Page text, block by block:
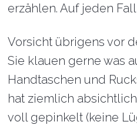
erzählen. Auf jeden
Vorsicht übrigens vor
Sie klauen gerne was
Handtaschen und
hat ziemlich
voll gepinkelt (keine